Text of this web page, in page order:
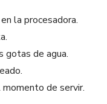
la procesadora.
gotas de agua.
de servir.